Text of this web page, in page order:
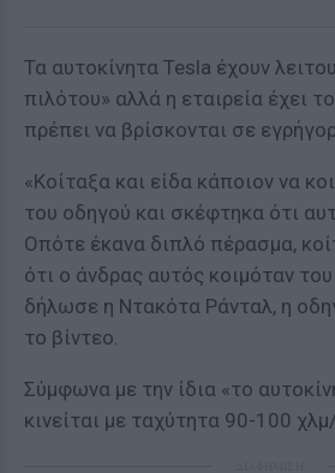
Τα αυτοκίνητα Tesla έχουν
πιλότου» αλλά η εταιρεία έχει
πρέπει να βρίσκονται σε
«Κοίταξα και είδα κάποιον να
του οδηγού και σκέφτηκα ότι
Οπότε έκανα διπλό πέρασμα,
ότι ο άνδρας αυτός κοιμόταν
δήλωσε η Ντακότα Ράνταλ, η
το βίντεο.
Σύμφωνα με την ίδια «το
κινείται με ταχύτητα 90-100